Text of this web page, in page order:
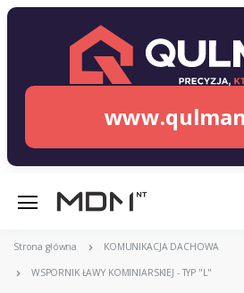
Strona główna KOMUNIKACJA DACHOWA
WSPORNIK ŁAWY KOMINIARSKIEJ - TYP "L"